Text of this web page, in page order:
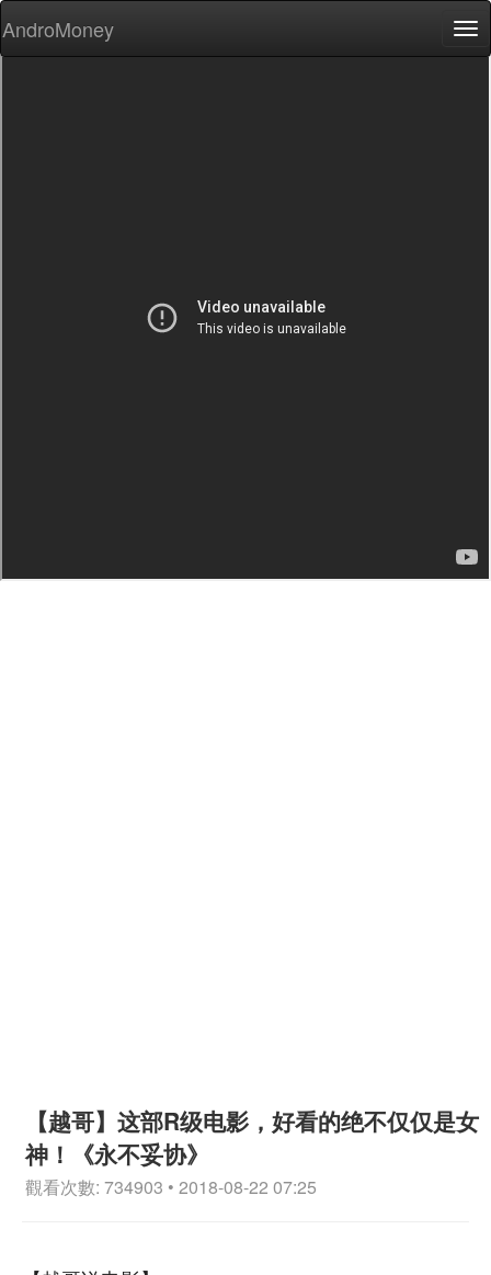
AndroMoney
【越哥】这部R级电影，好看的绝不仅仅是女
神！《永不妥协》
觀看次數: 734903 • 2018-08-22 07:25